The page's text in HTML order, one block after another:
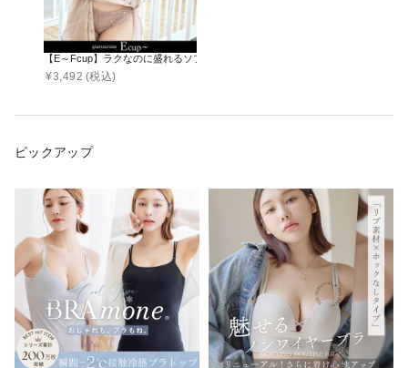
【E～Fcup】ラクなのに盛れるソフトワイヤー 《BOM盛りブラ》 ブラ＆ショー
¥3,492 (税込)
ピックアップ